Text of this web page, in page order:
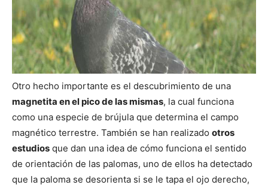
Otro hecho importante es el descubrimiento de una
magnetita en el pico de las mismas, la cual funciona
como una especie de brújula que determina el campo
magnético terrestre. También se han realizado otros
estudios que dan una idea de cómo funciona el sentido
de orientación de las palomas, uno de ellos ha detectado
que la paloma se desorienta si se le tapa el ojo derecho,